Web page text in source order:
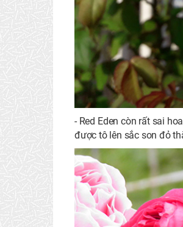
- Red Eden còn rất sai
được tô lên sắc son đỏ